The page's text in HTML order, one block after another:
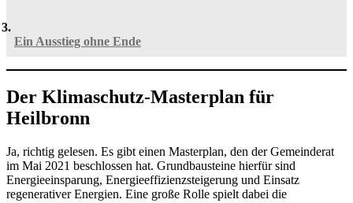
Ein Ausstieg ohne Ende
Der Klimaschutz-Masterplan für
Heilbronn
Ja, richtig gelesen. Es gibt einen Masterplan, den der Gemeinderat
im Mai 2021 beschlossen hat. Grundbausteine hierfür sind
Energieeinsparung, Energieeffizienzsteigerung und Einsatz
regenerativer Energien. Eine große Rolle spielt dabei die